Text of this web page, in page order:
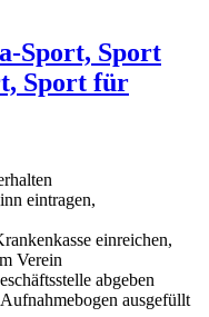
Sport, Sport
Sport für
eintragen,
einreichen,
Verein
abgeben
ausgefüllt